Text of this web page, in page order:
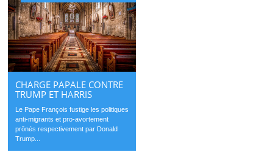
CHARGE PAPALE CONTRE
TRUMP ET HARRIS
Le Pape François fustige les politiques
anti-migrants et pro-avortement
prônés respectivement par Donald
Trump...